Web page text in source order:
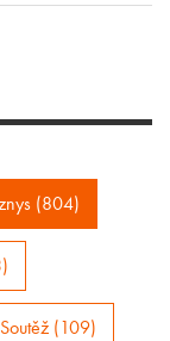
(804)
Soutěž (109)